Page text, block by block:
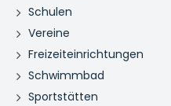
Schulen
Vereine
Freizeiteinrichtungen
Schwimmbad
Sportstätten